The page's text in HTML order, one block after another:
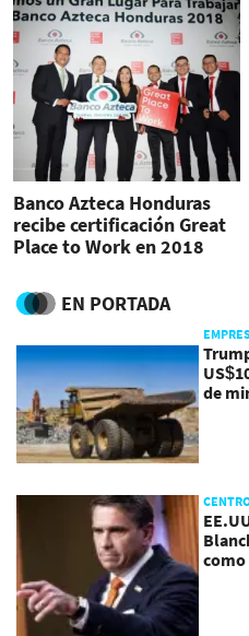
Banco Azteca Honduras
recibe certificación Great
Place to Work en 2018
EN PORTADA
de
como